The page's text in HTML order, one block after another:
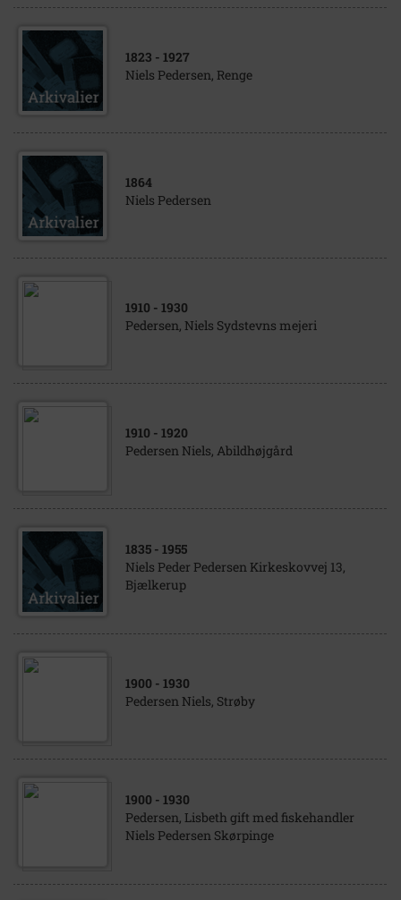
1823 - 1927
Niels Pedersen, Renge
1864
Niels Pedersen
1910 - 1930
Pedersen, Niels Sydstevns mejeri
1910 - 1920
Pedersen Niels, Abildhøjgård
1835 - 1955
Niels Peder Pedersen Kirkeskovvej 13,
Bjælkerup
1900 - 1930
Pedersen Niels, Strøby
1900 - 1930
Pedersen, Lisbeth gift med fiskehandler
Niels Pedersen Skørpinge